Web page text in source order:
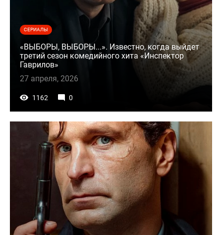
СЕРИАЛЫ
«ВЫБОРЫ, ВЫБОРЫ...». Известно, когда выйдет
третий сезон комедийного хита «Инспектор
Гаврилов»
27 апреля, 2026
1162 0